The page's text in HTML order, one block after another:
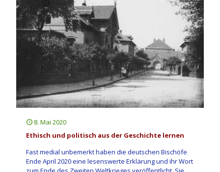
8. Mai 2020
Ethisch und politisch aus der Geschichte lernen
Fast medial unbemerkt haben die deutschen Bischöfe
Ende April 2020 eine lesenswerte Erklärung und ihr Wort